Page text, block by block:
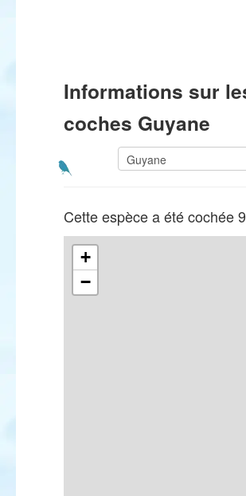
Informations sur
coches Guyane
Cette espèce a été cochée
+
−